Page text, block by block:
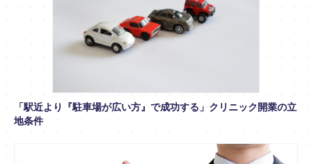
「駅近より『駐車場が広い方』で成功する」クリニック開業の立
地条件